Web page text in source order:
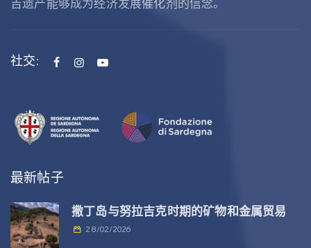
吉遗产能够成为经济发展催化剂的信念。
社交:
最新帖子
撒丁岛与努拉吉克时期的矿物和金属贸易
28/02/2026